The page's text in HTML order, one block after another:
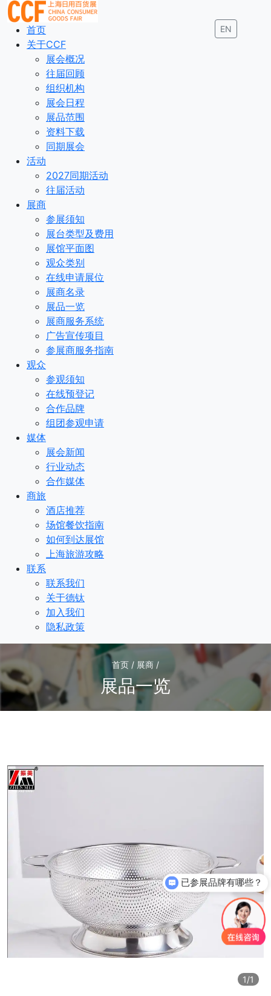
EN
首页
关于CCF
展会概况
往届回顾
组织机构
展会日程
展品范围
资料下载
同期展会
活动
2027同期活动
往届活动
展商
参展须知
展台类型及费用
展馆平面图
观众类别
在线申请展位
展商名录
展品一览
展商服务系统
广告宣传项目
参展商服务指南
观众
参观须知
在线预登记
合作品牌
组团参观申请
媒体
展会新闻
行业动态
合作媒体
商旅
酒店推荐
场馆餐饮指南
如何到达展馆
上海旅游攻略
联系
联系我们
关于德钛
加入我们
隐私政策
首页 / 展商 /
展品一览
1/1
已参展品牌有哪些？